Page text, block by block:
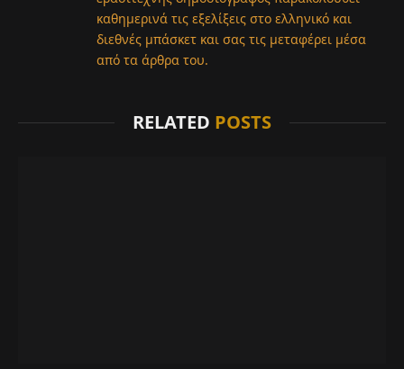
καθημερινά τις εξελίξεις στο ελληνικό και
διεθνές μπάσκετ και σας τις μεταφέρει μέσα
από τα άρθρα του.
RELATED POSTS